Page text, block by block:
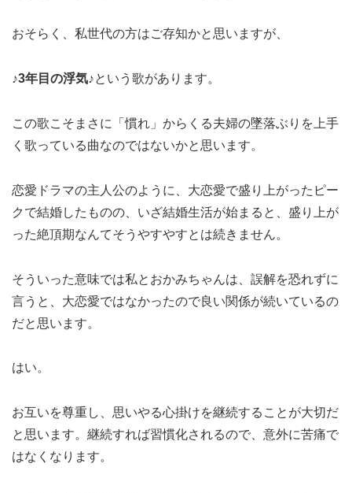
おそらく、私世代の方はご存知かと思いますが、
♪3年目の浮気♪という歌があります。
この歌こそまさに「慣れ」からくる夫婦の墜落ぶりを上手
く歌っている曲なのではないかと思います。
恋愛ドラマの主人公のように、大恋愛で盛り上がったピー
クで結婚したものの、いざ結婚生活が始まると、盛り上が
った絶頂期なんてそうやすやすとは続きません。
そういった意味では私とおかみちゃんは、誤解を恐れずに
言うと、大恋愛ではなかったので良い関係が続いているの
だと思います。
はい。
お互いを尊重し、思いやる心掛けを継続することが大切だ
と思います。継続すれば習慣化されるので、意外に苦痛で
はなくなります。